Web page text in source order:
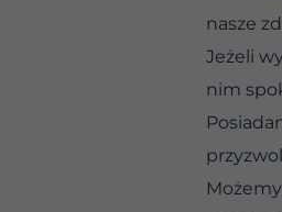
nasze
Jeżeli
nim